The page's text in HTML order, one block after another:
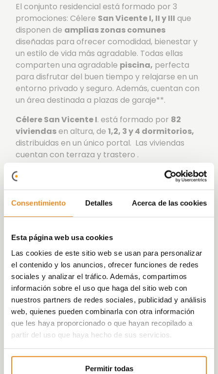
Consentimiento Detalles Acerca de las cookies
Esta página web usa cookies
Las cookies de este sitio web se usan para personalizar
el contenido y los anuncios, ofrecer funciones de redes
sociales y analizar el tráfico. Además, compartimos
información sobre el uso que haga del sitio web con
nuestros partners de redes sociales, publicidad y análisis
web, quienes pueden combinarla con otra información
que les haya proporcionado o que hayan recopilado a
partir del uso que haya hecho de sus servicios.
Permitir todas
El conjunto residencial está formado por 3
promociones: Célere San Vicente I, II y III que
disponen de amplias zonas comunes
diseñadas para ofrecer comodidad, bienestar y
un estilo de vida más agradable. Todas ellas
comparten una agradable piscina, perfecta
para disfrutar del buen tiempo y relajarse en un
entorno privado y seguro. Además, cuentan con
un área destinada a plazas de garaje**.
Célere San Vicente I. está formado por 82
viviendasen altura, de 1,2, 3 y 4 dormitorios,
distribuidas en un único portal. Las viviendas
cuentan con terraza y trastero .
Además de los espacios compartidos, cuenta
una movilidad sostenible y cómoda, una
modernasala coworkingequipada para
facilitar el teletrabajo y las reuniones en un
entorno tranquilo y funcional. A ello se suma una
acogedorasala social, concebida para
encuentros con familiares y amigos, así como un
área de juegos infantiles. Para quienes
disfrutan cuidándose, elespacio fitpermite
entrenar sin salir de casa, pensado para
motivar y fomentar hábitos saludables. En
conjunto, todas estas instalaciones están
diseñadas para optimizar tu tiempo libre y
acompañarte en un día a día más práctico,
dinámico y lleno de comodidad.